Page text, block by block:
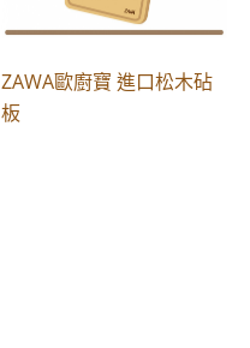
ZAWA歐廚寶 進口松木砧
板